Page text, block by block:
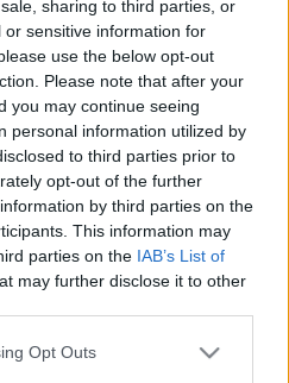
sharing to third parties, or
sensitive information for
use the below opt-out
Please note that after your
you may continue seeing
personal information utilized by
to third parties prior to
opt-out of the further
by third parties on the
This information may
parties on the IAB’s List of
may further disclose it to other
app uses one or more Google
Opt Outs
én szakmám, ezért én
a következő időszakban
az emberek, és
képviselőként”
az Ultrahangon
kiderült, hogy
a 444.hu. Lapszemle.
a volt miniszterelnök a